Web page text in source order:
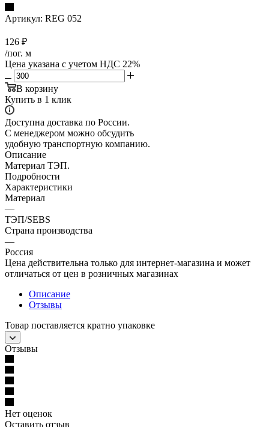
Артикул: REG 052
126 ₽
/пог. м
Цена указана с учетом НДС 22%
В корзину
Купить в 1 клик
Доступна доставка по России.
С менеджером можно обсудить
удобную транспортную компанию.
Описание
Материал ТЭП.
Подробности
Характеристики
Материал
—
ТЭП/SEBS
Страна производства
—
Россия
Цена действительна только для интернет-магазина и может
отличаться от цен в розничных магазинах
Описание
Отзывы
Товар поставляется кратно упаковке
Отзывы
Нет оценок
Оставить отзыв